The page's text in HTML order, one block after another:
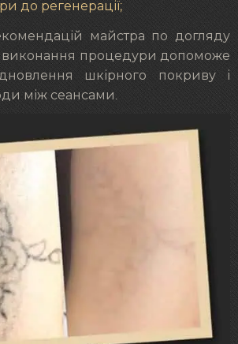
до регенерації;
майстра по догляду
виконання процедури допоможе
шкірного покриву і
між сеансами.